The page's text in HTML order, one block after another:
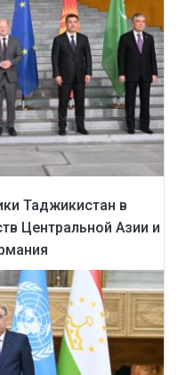
Таджикистан в
Центральной Азии и